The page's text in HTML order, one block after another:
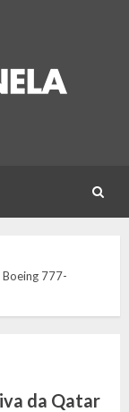
Boeing 777-
da Qatar